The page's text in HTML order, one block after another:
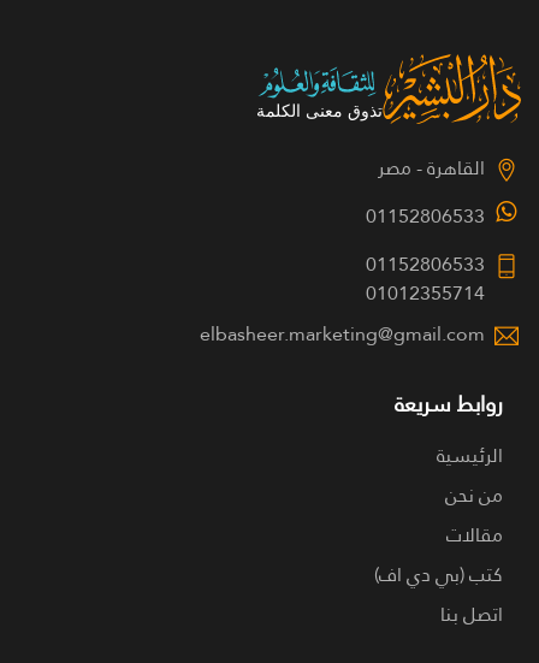
القاهرة - مصر
01152806533
01152806533
01012355714
elbasheer.marketing@gmail.com
روابط سريعة
الرئيسية
من نحن
مقالات
كتب (بي دي اف)
اتصل بنا